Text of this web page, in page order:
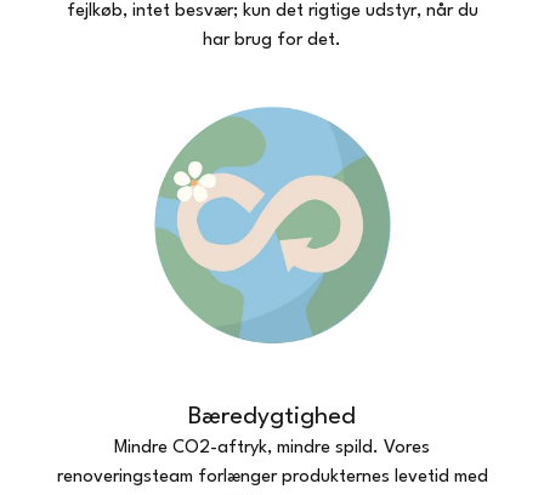
fejlkøb, intet besvær; kun det rigtige udstyr, når du
har brug for det.
Bæredygtighed
Mindre CO2-aftryk, mindre spild. Vores
renoveringsteam forlænger produkternes levetid med